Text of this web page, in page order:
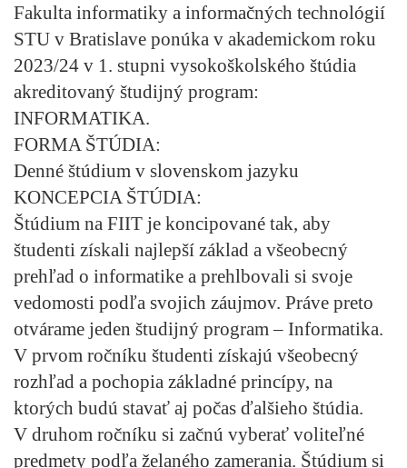
Fakulta informatiky a informačných technológií
STU v Bratislave ponúka v akademickom roku
2023/24 v 1. stupni vysokoškolského štúdia
akreditovaný študijný program:
INFORMATIKA.
FORMA ŠTÚDIA:
Denné štúdium v slovenskom jazyku
KONCEPCIA ŠTÚDIA:
Štúdium na FIIT je koncipované tak, aby
študenti získali najlepší základ a všeobecný
prehľad o informatike a prehlbovali si svoje
vedomosti podľa svojich záujmov. Práve preto
otvárame jeden študijný program – Informatika.
V prvom ročníku študenti získajú všeobecný
rozhľad a pochopia základné princípy, na
ktorých budú stavať aj počas ďalšieho štúdia.
V druhom ročníku si začnú vyberať voliteľné
predmety podľa želaného zamerania. Štúdium si